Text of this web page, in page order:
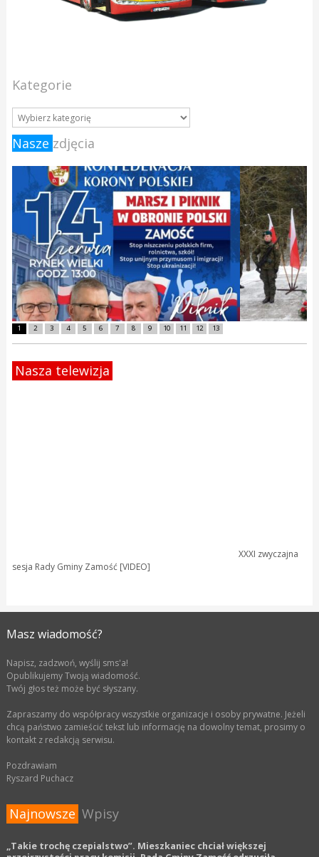
Kategorie
Nasze zdjęcia
1 2 3 4 5 6 7 8 9 10 11 12 13
Nasza telewizja
XXXI zwyczajna
sesja Rady Gminy Zamość [VIDEO]
Masz wiadomość?
Napisz, zadzwoń, wyślij sms'a!
Opublikujemy Twoją wiadomość.
Twój głos też może być słyszany.
Zapraszamy do współpracy wszystkie organizacje i osoby prywatne. Jeżeli
chcą państwo zamieścić tekst lub informację na dowolny temat, prosimy o
kontakt z redakcją serwisu.
Pozdrawiam
Ryszard Puchacz
Najnowsze Wpisy
„Takie trochę czepialstwo”. Mieszkaniec chciał większej